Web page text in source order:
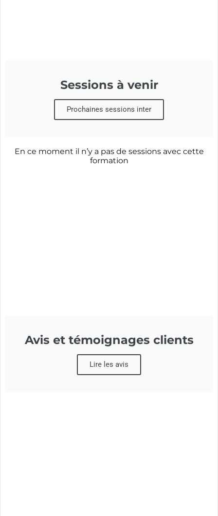
Sessions à venir
Prochaines sessions inter
En ce moment il n’y a pas de sessions avec cette
formation
Avis et témoignages clients
Lire les avis